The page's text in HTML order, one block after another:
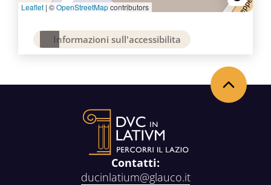
Leaflet | ©OpenStreetMapcontributors
Informazioni sull'accessibilita
Contatti:
ducinlatium@glauco.it
Back to the top